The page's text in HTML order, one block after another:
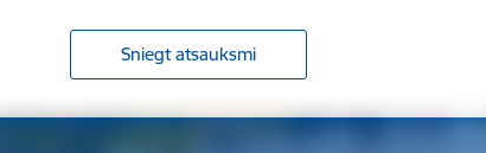
Sniegt atsauksmi